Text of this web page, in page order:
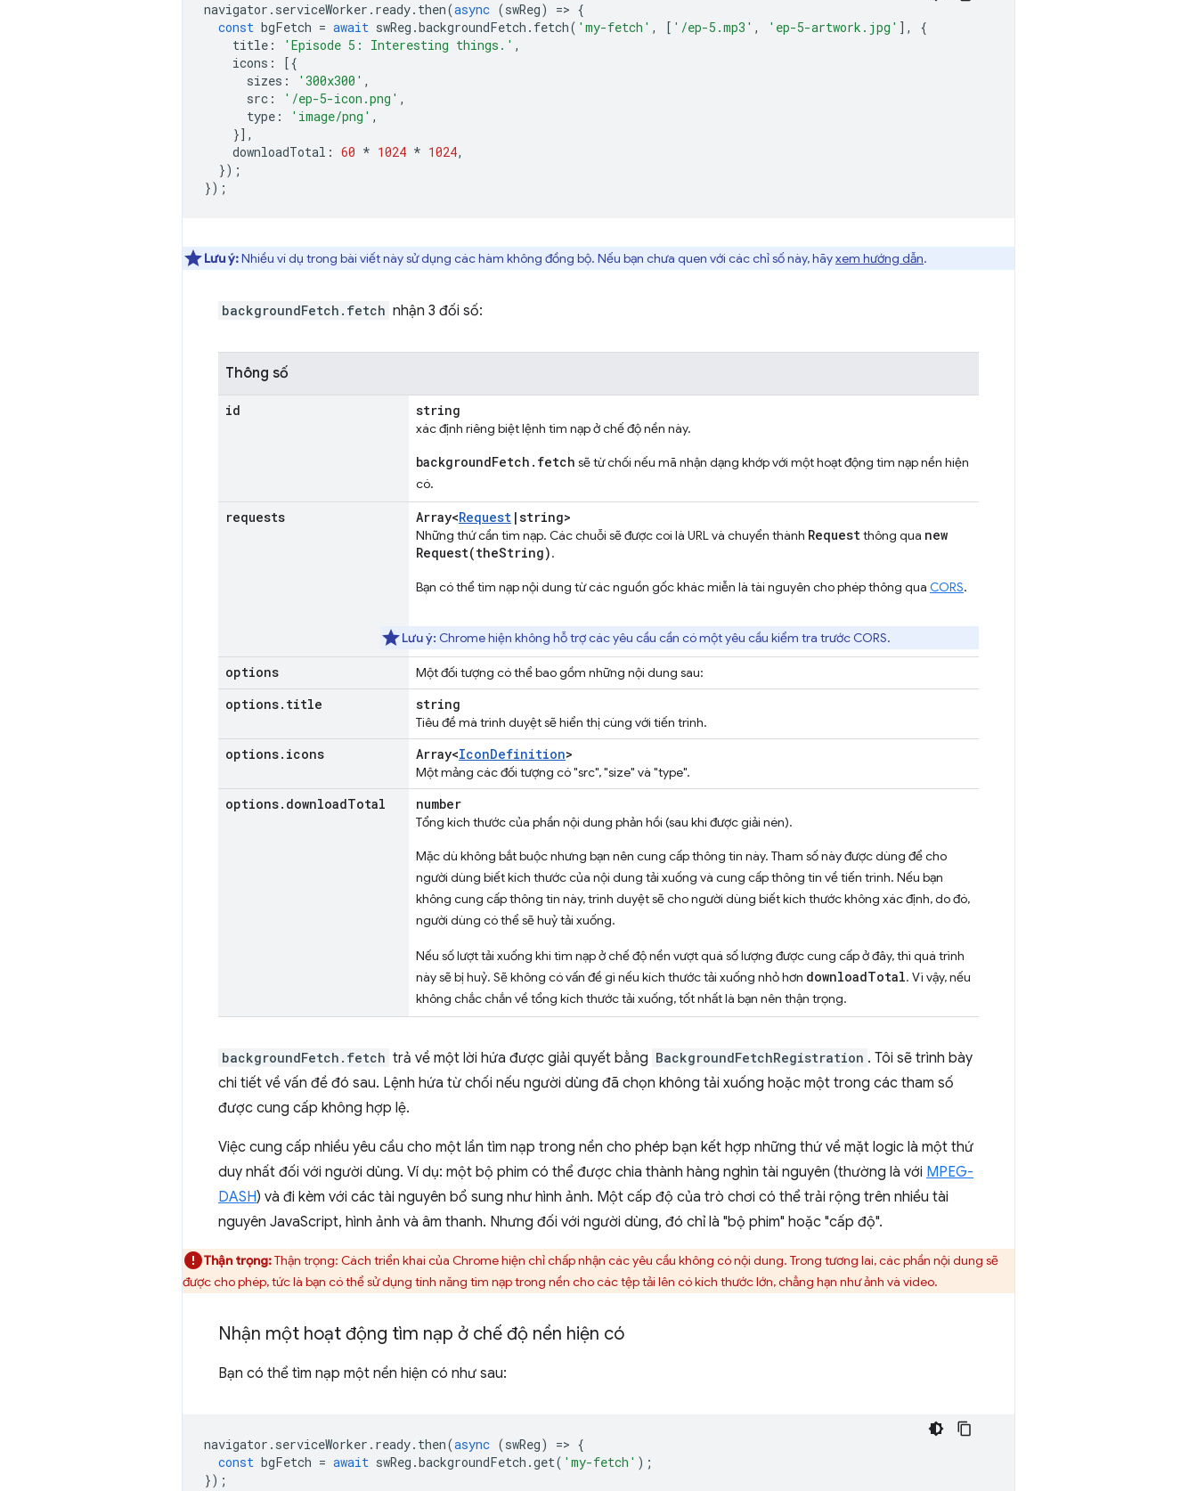
navigator . serviceWorker . ready. then(async (swReg) => {
const bgFetch = await swReg .backgroundFetch . fetch( 'my-fetch' , [ '/ep-5.mp3' , 'ep-5-artwork.jpg' ],
{
title : 'Episode 5: Interesting things.' ,
icons :
[{
sizes : '300x300' ,
src : '/ep-5-icon.png' ,
type : 'image/png' ,
}],
downloadTotal : 60 * 1024 * 1024,
});
});
Lưu ý:Nhiều ví dụ trong bài viết này sử dụng các hàm không đồng bộ. Nếu bạn chưa quen với các chỉ số này, hãyxem hướng dẫn.
backgroundFetch.fetch nhận 3 đối số:
Thông số
id string
xác định riêng biệt lệnh tìm nạp ở chế độ nền này.
backgroundFetch.fetch sẽ từ chối nếu mã nhận dạng khớp với một hoạt động tìm nạp nền hiện
có.
requests Array<Request |string>
Những thứ cần tìm nạp. Các chuỗi sẽ được coi là URL và chuyển thành Requestthông qua new
Request(theString).
Bạn có thể tìm nạp nội dung từ các nguồn gốc khác miễn là tài nguyên cho phép thông qua CORS.
Lưu ý: Chrome hiện không hỗ trợ các yêu cầu cần có một yêu cầu kiểm tra trước CORS.
options Một đối tượng có thể bao gồm những nội dung sau:
options. title string
Tiêu đề mà trình duyệt sẽ hiển thị cùng với tiến trình.
options. icons Array<IconDefinition>
Một mảng các đối tượng có "src", "size" và "type".
options. downloadTotal number
Tổng kích thước của phần nội dung phản hồi (sau khi được giải nén).
Mặc dù không bắt buộc nhưng bạn nên cung cấp thông tin này. Tham số này được dùng để cho
người dùng biết kích thước của nội dung tải xuống và cung cấp thông tin về tiến trình. Nếu bạn
không cung cấp thông tin này, trình duyệt sẽ cho người dùng biết kích thước không xác định, do đó,
người dùng có thể sẽ huỷ tải xuống.
Nếu số lượt tải xuống khi tìm nạp ở chế độ nền vượt quá số lượng được cung cấp ở đây, thì quá trình
này sẽ bị huỷ. Sẽ không có vấn đề gì nếu kích thước tải xuống nhỏ hơn downloadTotal. Vì vậy, nếu
không chắc chắn về tổng kích thước tải xuống, tốt nhất là bạn nên thận trọng.
backgroundFetch.fetch trả về một lời hứa được giải quyết bằng BackgroundFetchRegistration . Tôi sẽ trình bày
chi tiết về vấn đề đó sau. Lệnh hứa từ chối nếu người dùng đã chọn không tải xuống hoặc một trong các tham số
được cung cấp không hợp lệ.
Việc cung cấp nhiều yêu cầu cho một lần tìm nạp trong nền cho phép bạn kết hợp những thứ về mặt logic là một thứ
duy nhất đối với người dùng. Ví dụ: một bộ phim có thể được chia thành hàng nghìn tài nguyên (thường là với MPEG-
DASH) và đi kèm với các tài nguyên bổ sung như hình ảnh. Một cấp độ của trò chơi có thể trải rộng trên nhiều tài
nguyên JavaScript, hình ảnh và âm thanh. Nhưng đối với người dùng, đó chỉ là "bộ phim" hoặc "cấp độ".
Thận trọng:Thận trọng: Cách triển khai của Chrome hiện chỉ chấp nhận các yêu cầu không có nội dung. Trong tương lai, các phần nội dung sẽ
được cho phép, tức là bạn có thể sử dụng tính năng tìm nạp trong nền cho các tệp tải lên có kích thước lớn, chẳng hạn như ảnh và video.
Nhận một hoạt động tìm nạp ở chế độ nền hiện có
Bạn có thể tìm nạp một nền hiện có như sau:
navigator . serviceWorker . ready. then(async (swReg) => {
const bgFetch = await swReg .backgroundFetch .get( 'my-fetch' );
});